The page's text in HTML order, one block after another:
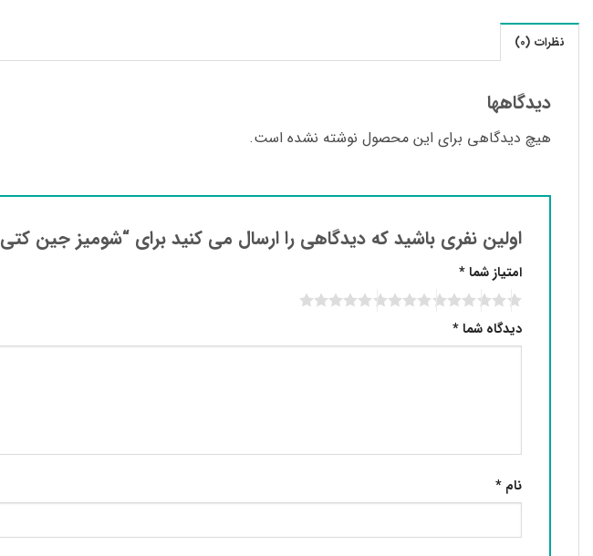
نظرات (0)
دیدگاهها
هیچ دیدگاهی برای این محصول نوشته نشده است.
اولین نفری باشید که دیدگاهی را ارسال می کنید برای “شومیز جین کتی A311175”
امتیاز شما*
دیدگاه شما*
نام *